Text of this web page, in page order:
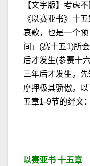
【文字版】考虑
《以赛亚书》十
哀歌，也是一个
间」(赛十五1)所
后才发生(参赛十
三年后才发生。
摩押极其骄傲。
五章1-9节的经文：
以赛亚书 十五章